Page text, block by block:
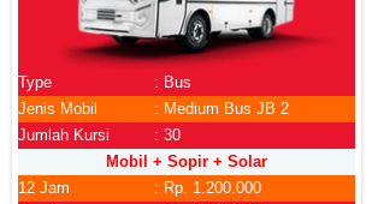
Type
: Bus
Jenis Mobil
: Medium Bus JB 2
Jumlah Kursi
: 30
Mobil + Sopir + Solar
12 Jam
: Rp. 1.200.000